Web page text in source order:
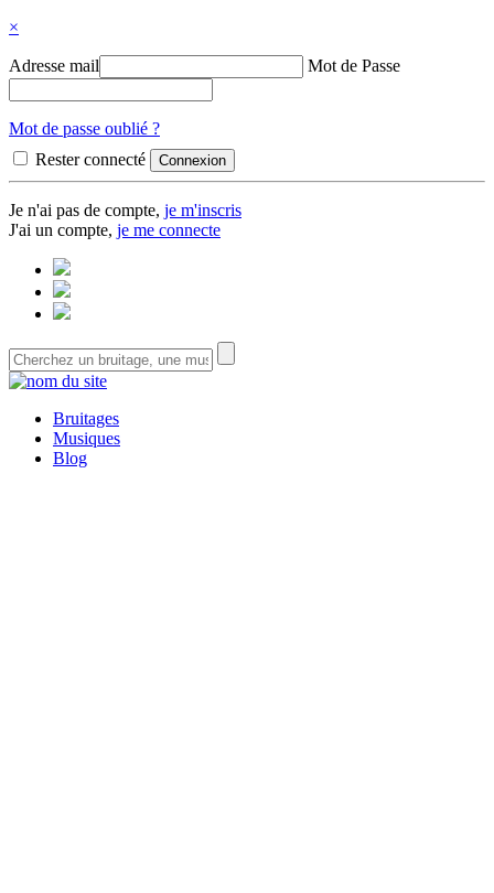
×
Adresse mail Mot de Passe
Mot de passe oublié ?
Rester connecté
Je n'ai pas de compte, je m'inscris
J'ai un compte, je me connecte
Bruitages
Musiques
Blog